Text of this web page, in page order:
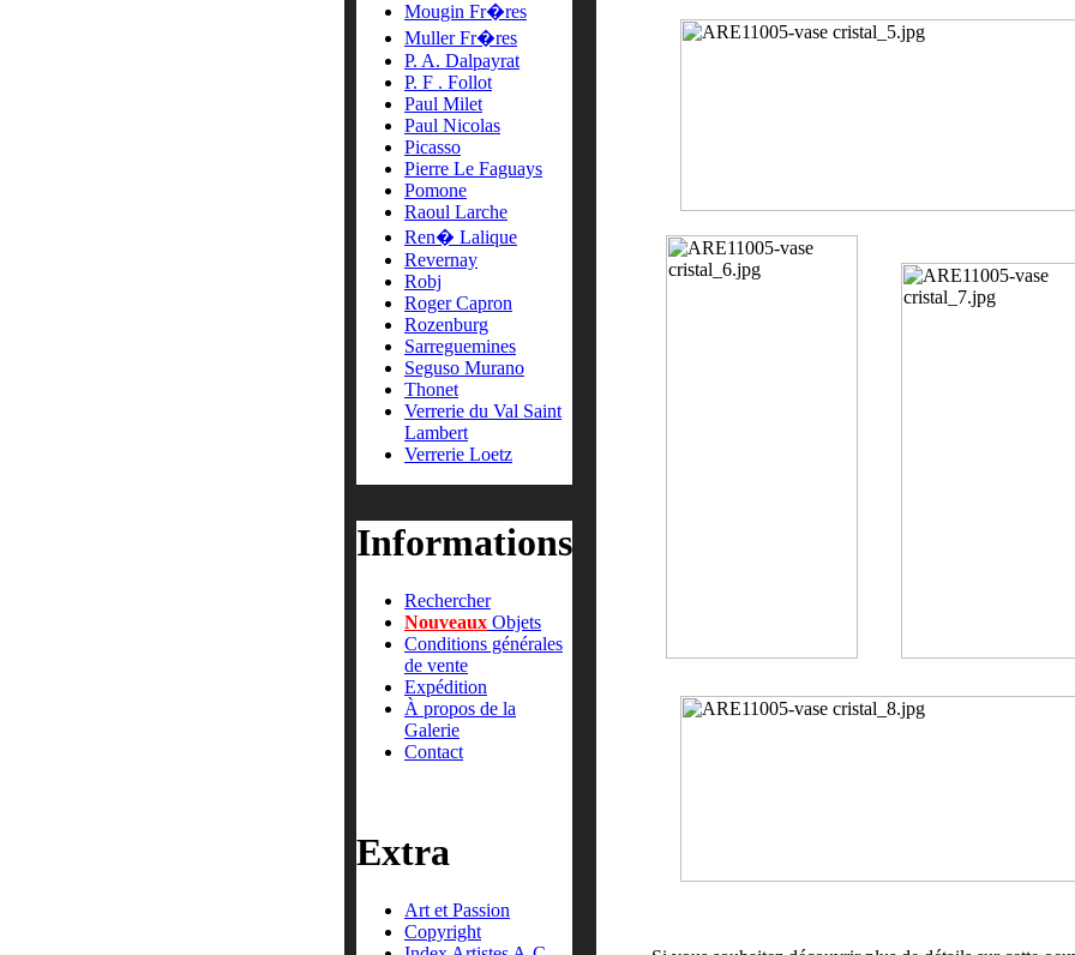
Mougin Fr�res
Muller Fr�res
P. A. Dalpayrat
P. F . Follot
Paul Milet
Paul Nicolas
Picasso
Pierre Le Faguays
Pomone
Raoul Larche
Ren� Lalique
Revernay
Robj
Roger Capron
Rozenburg
Sarreguemines
Seguso Murano
Thonet
Verrerie du Val Saint
Lambert
Verrerie Loetz
Informations
Rechercher
Nouveaux Objets
Conditions générales
de vente
Expédition
À propos de la
Galerie
Contact
Extra
Art et Passion
Copyright